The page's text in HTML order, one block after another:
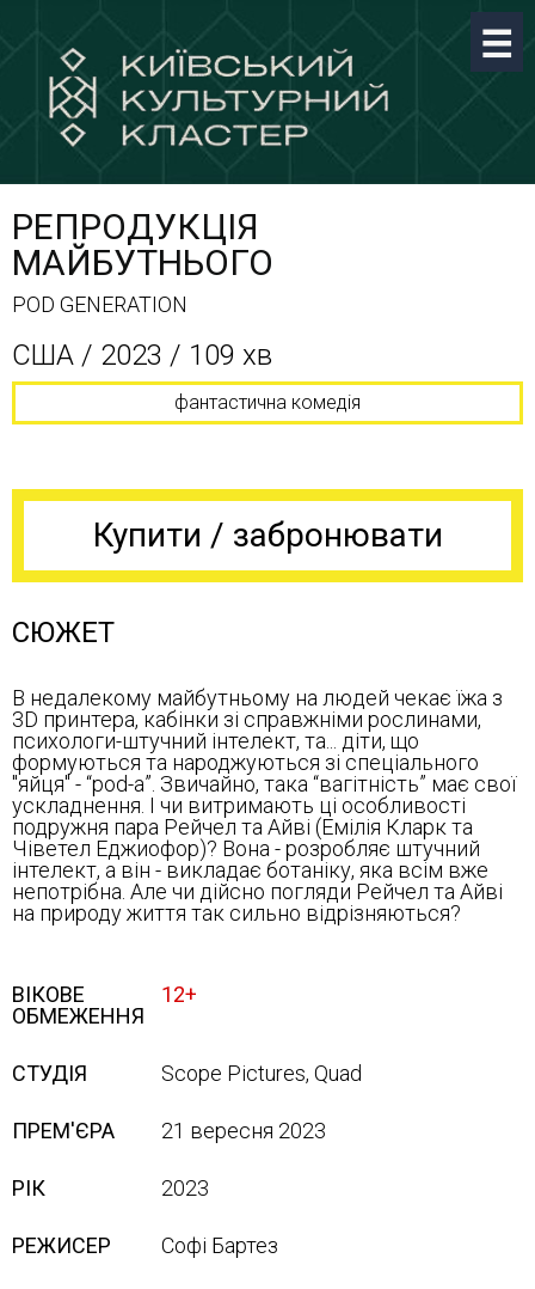
РЕПРОДУКЦІЯ
МАЙБУТНЬОГО
POD GENERATION
CША / 2023 / 109 хв
фантастична комедія
Купити / забронювати
СЮЖЕТ
В недалекому майбутньому на людей чекає їжа з
3D принтера, кабінки зі справжніми рослинами,
психологи-штучний інтелект, та... діти, що
формуються та народжуються зі спеціального
"яйця" - “pod-а”. Звичайно, така “вагітність” має свої
ускладнення. І чи витримають ці особливості
подружня пара Рейчел та Айві (Емілія Кларк та
Чіветел Еджиофор)? Вона - розробляє штучний
інтелект, а він - викладає ботаніку, яка всім вже
непотрібна. Але чи дійсно погляди Рейчел та Айві
на природу життя так сильно відрізняються?
ВІКОВЕ
ОБМЕЖЕННЯ
12+
СТУДІЯ Scope Pictures, Quad
ПРЕМ'ЄРА 21 вересня 2023
РІК 2023
РЕЖИСЕР Софі Бартез